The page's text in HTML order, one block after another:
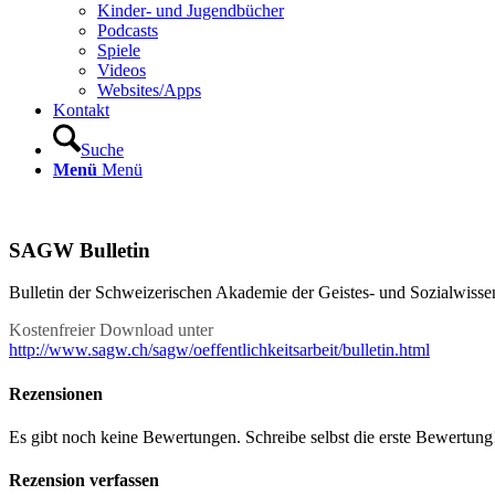
Kinder- und Jugendbücher
Podcasts
Spiele
Videos
Websites/Apps
Kontakt
Suche
Menü Menü
SAGW Bulletin
Bulletin der Schweizerischen Akademie der Geistes- und
Kostenfreier Download unter
http://www.sagw.ch/sagw/oeffentlichkeitsarbeit/bulletin.html
Rezensionen
Es gibt noch keine Bewertungen. Schreibe selbst die erste
Rezension verfassen